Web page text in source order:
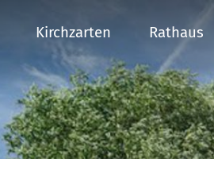
Kirchzarten Rathaus